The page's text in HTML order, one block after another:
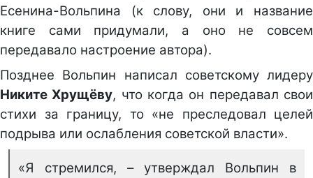
Есенина-Вольпина (к слову, они и название
книге сами придумали, а оно не совсем
передавало настроение автора).
Позднее Вольпин написал советскому лидеру
Никите Хрущёву, что когда он передавал свои
стихи за границу, то «не преследовал целей
подрыва или ослабления советской власти».
«Я стремился, – утверждал Вольпин в